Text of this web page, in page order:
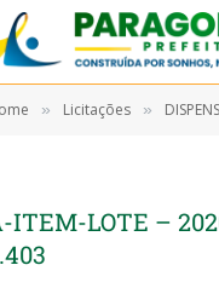
» Licitações » DISPENSA Nº 7/
ITEM-LOTE –